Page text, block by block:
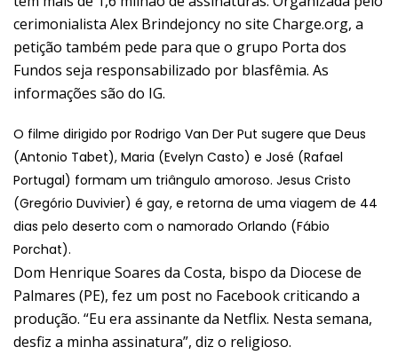
cerimonialista Alex Brindejoncy no site Charge.org, a
petição também pede para que o grupo Porta dos
Fundos seja responsabilizado por blasfêmia. As
informações são do IG.
O filme dirigido por Rodrigo Van Der Put sugere que Deus
(Antonio Tabet), Maria (Evelyn Casto) e José (Rafael
Portugal) formam um triângulo amoroso. Jesus Cristo
(Gregório Duvivier) é gay, e retorna de uma viagem de 44
dias pelo deserto com o namorado Orlando (Fábio
Porchat).
Dom Henrique Soares da Costa, bispo da Diocese de
Palmares (PE), fez um post no Facebook criticando a
produção. “Eu era assinante da Netflix. Nesta semana,
desfiz a minha assinatura”, diz o religioso.